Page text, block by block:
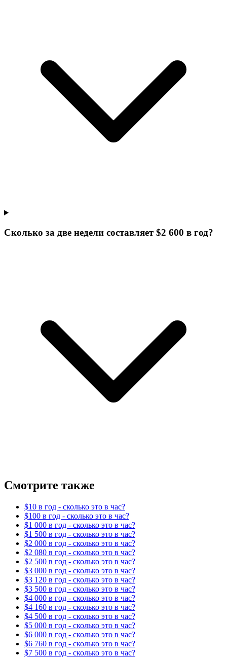
Сколько за две недели составляет $2 600 в год?
Смотрите также
$10 в год - сколько это в час?
$100 в год - сколько это в час?
$1 000 в год - сколько это в час?
$1 500 в год - сколько это в час?
$2 000 в год - сколько это в час?
$2 080 в год - сколько это в час?
$2 500 в год - сколько это в час?
$3 000 в год - сколько это в час?
$3 120 в год - сколько это в час?
$3 500 в год - сколько это в час?
$4 000 в год - сколько это в час?
$4 160 в год - сколько это в час?
$4 500 в год - сколько это в час?
$5 000 в год - сколько это в час?
$6 000 в год - сколько это в час?
$6 760 в год - сколько это в час?
$7 500 в год - сколько это в час?